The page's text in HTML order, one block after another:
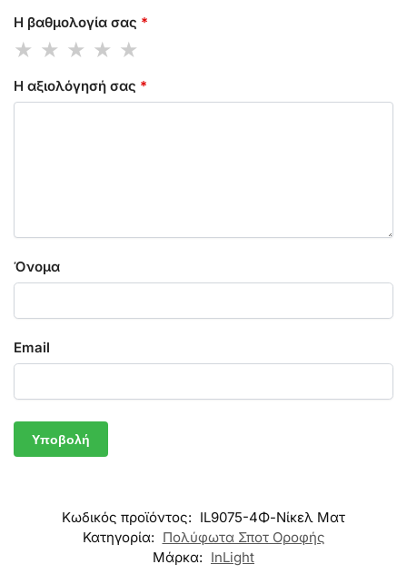
Η βαθμολογία σας *
Η αξιολόγησή σας *
Όνομα
Email
Κωδικός προϊόντος: IL9075-4Φ-Νίκελ Ματ
Κατηγορία: Πολύφωτα Σποτ Οροφής
Μάρκα: InLight